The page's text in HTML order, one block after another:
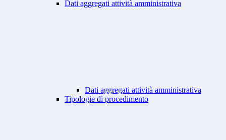
Dati aggregati attività amministrativa
Dati aggregati attività amministrativa
Tipologie di procedimento